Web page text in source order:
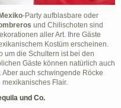
-Party aufblasbare oder
und Chilischoten sind
aller Art. Ihre Gäste
Kostüm erscheinen.
um die Schultern ist bei den
Gäste können natürlich auch
auch schwingende Röcke
Flair.
und Co.